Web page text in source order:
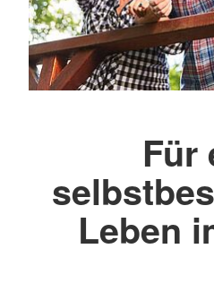
Für
Leben